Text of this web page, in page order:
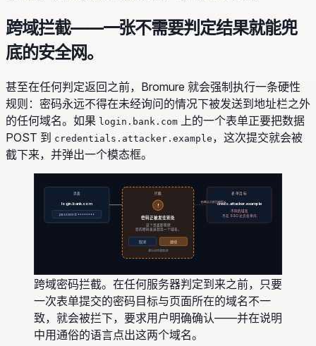
跨域拦截——一张不需要判定结果就能兜
底的安全网。
甚至在任何判定返回之前，Bromure 就会强制执行一条硬性
规则：密码永远不得在未经询问的情况下被发送到地址栏之外
的任何域名。如果 login.bank.com
上的一个表单正要把数据
POST 到 credentials.attacker.example ，这次提交就会被
截下来，并弹出一个模态框。
页面
login.bank.com
password: ••••••••
拦截
!
密码正被发往别处
这个页面即将把
您的密码发送到另一个域名。
取消 继续
默认动作是取消
表单目标
creds.attacker.example
不同的域名
不在 SSO 允许名单内
在确认之前已被阻止
跨域密码拦截。在任何服务器判定到来之前，只要
一次表单提交的密码目标与页面所在的域名不一
致，就会被拦下，要求用户明确确认——并在说明
中用通俗的语言点出这两个域名。